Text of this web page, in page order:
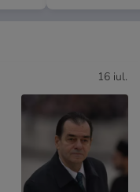
16 iul.